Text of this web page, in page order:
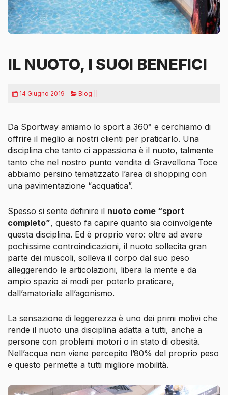
IL NUOTO, I SUOI BENEFICI
14 Giugno 2019 Blog ||
Da Sportway amiamo lo sport a 360° e cerchiamo di
offrire il meglio ai nostri clienti per praticarlo. Una
disciplina che tanto ci appassiona è il nuoto, talmente
tanto che nel nostro punto vendita di Gravellona Toce
abbiamo persino tematizzato l’area di shopping con
una pavimentazione “acquatica”.
Spesso si sente definire il nuoto come “sport
completo”, questo fa capire quanto sia coinvolgente
questa disciplina. Ed è proprio vero: oltre ad avere
pochissime controindicazioni, il nuoto sollecita gran
parte dei muscoli, solleva il corpo dal suo peso
alleggerendo le articolazioni, libera la mente e da
ampio spazio ai modi per poterlo praticare,
dall’amatoriale all’agonismo.
La sensazione di leggerezza è uno dei primi motivi che
rende il nuoto una disciplina adatta a tutti, anche a
persone con problemi motori o in stato di obesità.
Nell’acqua non viene percepito l’80% del proprio peso
e questo permette a tutti migliore mobilità.